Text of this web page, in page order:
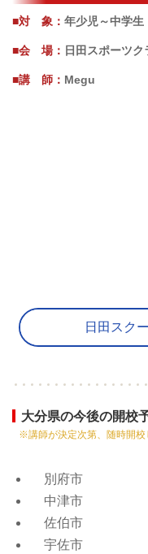
■対 象： 年少児～中学生
■会 場： 日田スポーツ
■講 師： Megu
日田スク
大分県の今後の開校
※講師が決定次第、随時開校
別府市
中津市
佐伯市
宇佐市